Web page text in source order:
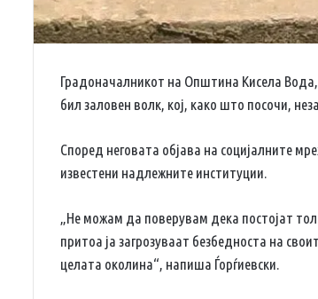
Градоначалникот на Општина Кисела
бил заловен волк, кој, како што посочи,
Според неговата објава на социјалните
известени надлежните институции.
„Не можам да поверувам дека постојат
притоа ја загрозуваат безбедноста на
целата околина“, напиша Ѓорѓиевски.